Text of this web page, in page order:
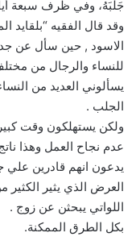
جَلْبَهُ، وفي ظرف سبعة
وقد قال الفقيه “بلقايد
الاسود , حين سأل عن
للنساء والرجال من مختلف
يسألوني العديد من
الجلب .
ولكن يستهلكون وقت
عدم نجاح العمل وهذا
يدعون انهم قادرين
العرض الذي يثير الكثير
اللواتي يبحثن عن زوج .
بكل الطرق الممكنة.